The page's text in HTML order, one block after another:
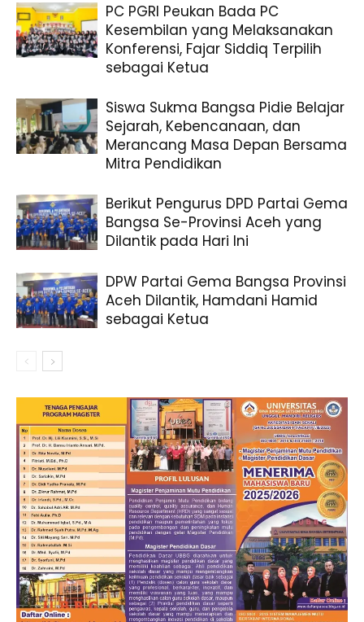
PC PGRI Peukan Bada PC
Kesembilan yang Melaksanakan
Konferensi, Fajar Siddiq Terpilih
sebagai Ketua
Siswa Sukma Bangsa Pidie Belajar
Sejarah, Kebencanaan, dan
Merancang Masa Depan Bersama
Mitra Pendidikan
Berikut Pengurus DPD Partai Gema
Bangsa Se-Provinsi Aceh yang
Dilantik pada Hari Ini
DPW Partai Gema Bangsa Provinsi
Aceh Dilantik, Hamdani Hamid
sebagai Ketua